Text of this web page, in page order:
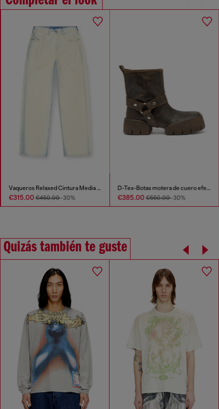
Vaqueros Relaxed Cintura Media 1997 D-Enim-M
€315.00€450.00-30%
D-Tex-Botas motera de cuero efecto craquelado
€385.00€550.00-30%
Quizás también te guste